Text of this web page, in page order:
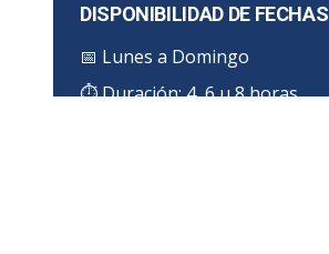
DISPONIBILIDAD DE FECHAS
📅 Lunes a Domingo
⏱ Duración:4, 6 u 8 horas